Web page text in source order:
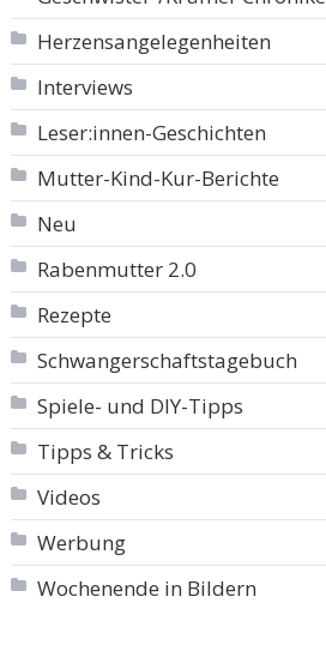
Herzensangelegenheiten
Interviews
Leser:innen-Geschichten
Mutter-Kind-Kur-Berichte
Neu
Rabenmutter 2.0
Rezepte
Schwangerschaftstagebuch
Spiele- und DIY-Tipps
Tipps & Tricks
Videos
Werbung
Wochenende in Bildern